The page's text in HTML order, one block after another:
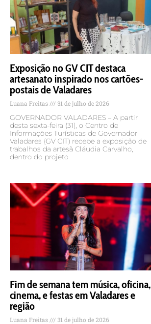
Exposição no GV CIT destaca
artesanato inspirado nos cartões-
postais de Valadares
Luana Freitas 31 de julho de 2026
GOVERNADOR VALADARES – A partir
desta sexta-feira (31), o Centro de
Informações Turísticas de Governador
Valadares (GV CIT) recebe a exposição de
trabalhos da artesã Cláudia Carvalho,
dentro do projeto
Fim de semana tem música, oficina,
cinema, e festas em Valadares e
região
Luana Freitas 31 de julho de 2026